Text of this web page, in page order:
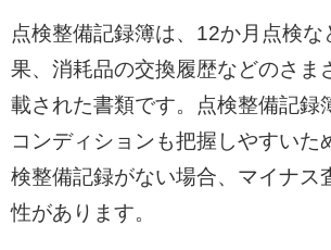
点検整備記録簿は、12か月点検な
果、消耗品の交換履歴などのさま
載された書類です。点検整備記録
コンディションも把握しやすいた
検整備記録がない場合、マイナス
性があります。